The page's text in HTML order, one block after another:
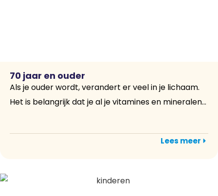
70 jaar en ouder
Als je ouder wordt, verandert er veel in je lichaam.
Het is belangrijk dat je al je vitamines en mineralen...
Lees meer